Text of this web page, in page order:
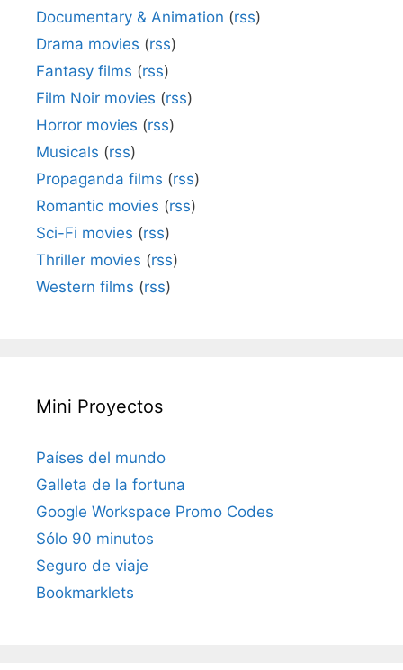
Documentary & Animation (rss)
Drama movies (rss)
Fantasy films (rss)
Film Noir movies (rss)
Horror movies (rss)
Musicals (rss)
Propaganda films (rss)
Romantic movies (rss)
Sci-Fi movies (rss)
Thriller movies (rss)
Western films (rss)
Mini Proyectos
Países del mundo
Galleta de la fortuna
Google Workspace Promo Codes
Sólo 90 minutos
Seguro de viaje
Bookmarklets